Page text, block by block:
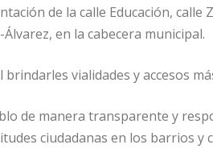
de la calle Educación,
en la cabecera municipal.
vialidades y accesos
de manera transparente y
ciudadanas en los barrios y